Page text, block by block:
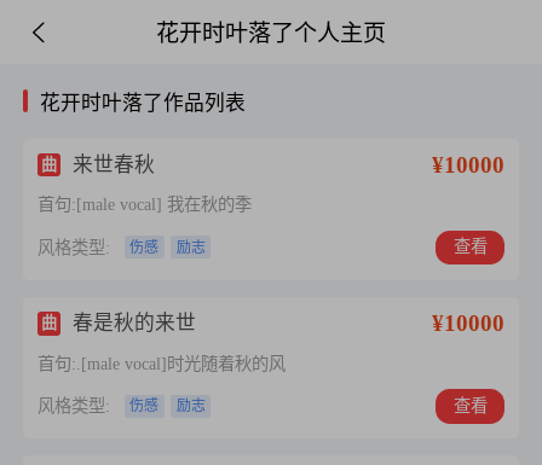
花开时叶落了个人主页
花开时叶落了作品列表
曲 来世春秋 ¥10000
首句:[male vocal] 我在秋的季
风格类型: 伤感 励志 查看
曲 春是秋的来世 ¥10000
首句:.[male vocal]时光随着秋的风
风格类型: 伤感 励志 查看